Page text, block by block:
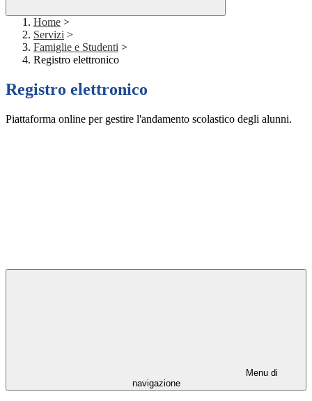
Home >
Servizi >
Famiglie e Studenti >
Registro elettronico
Registro elettronico
Piattaforma online per gestire l'andamento scolastico degli alunni.
Menu di
navigazione